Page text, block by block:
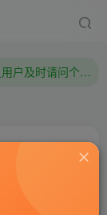
本站已开启QQ微信快速登录 ,拥有本站会员用户及时请问个人中心绑定！
本站已开启QQ微信快速登录 ,拥有本站会员用户及时请问个人中心绑定！
: FPV